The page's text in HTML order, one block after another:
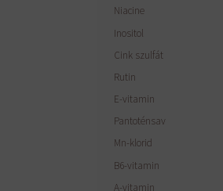
Niacine
Inositol
Cink szulfát
Rutin
E-vitamin
Pantoténsav
Mn-klorid
B6-vitamin
A-vitamin